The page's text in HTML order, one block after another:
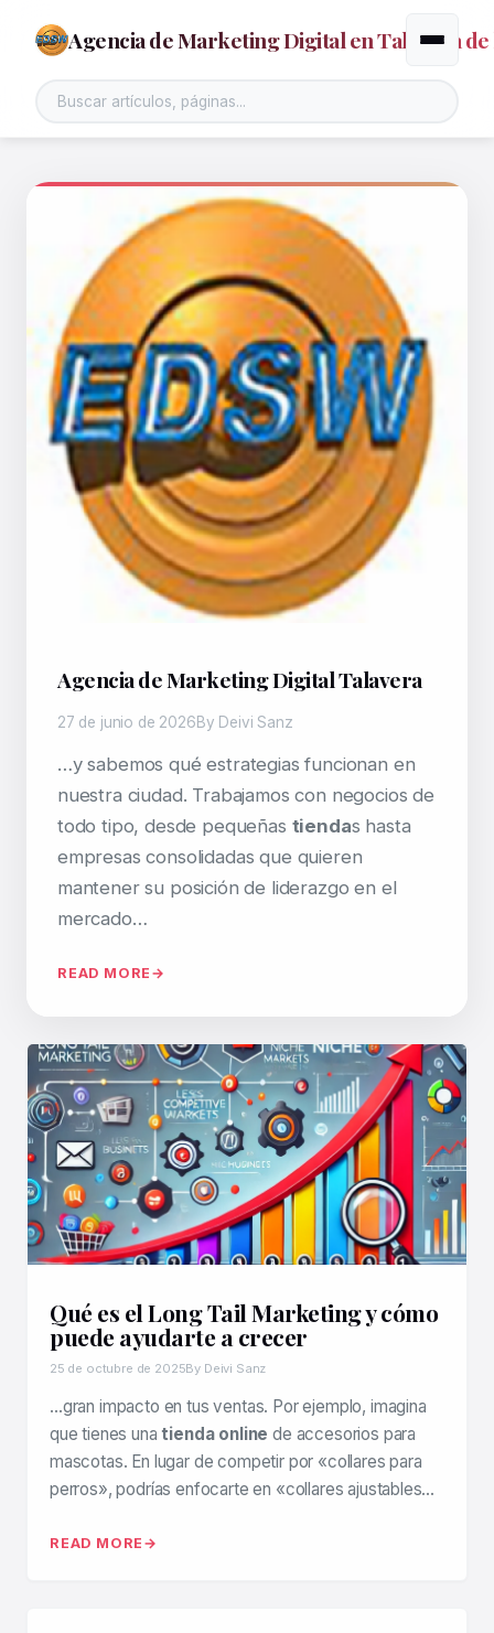
Agencia de Marketing Digital en Talavera de
Alternar
Agencia de Marketing Digital Talavera
27 de junio de 2026By Deivi Sanz
…y sabemos qué estrategias funcionan en
nuestra ciudad. Trabajamos con negocios de
todo tipo, desde pequeñas tiendas hasta
empresas consolidadas que quieren
mantener su posición de liderazgo en el
mercado…
READ MORE
Qué es el Long Tail Marketing y cómo
puede ayudarte a crecer
25 de octubre de 2025By Deivi Sanz
…gran impacto en tus ventas. Por ejemplo, imagina
que tienes una tienda online de accesorios para
mascotas. En lugar de competir por «collares para
perros», podrías enfocarte en «collares ajustables…
READ MORE